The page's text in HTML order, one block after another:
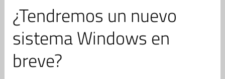
¿Tendremos un nuevo
sistema Windows en
breve?